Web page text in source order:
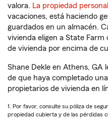
valora. La propiedad personal
vacaciones, está haciendo
guardados en un almacén.
vivienda eligen a State
de vivienda por encima de
Shane Dekle en Athens, GA
de que haya completado
propietarios de vivienda en
1. Por favor, consulte su póliza de
propiedad cubierta y de las pérdidas